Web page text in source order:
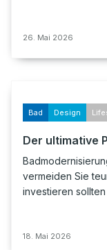
26. Mai 2026
Bad Design
Der ultimative
vermeiden Sie
investieren
18. Mai 2026